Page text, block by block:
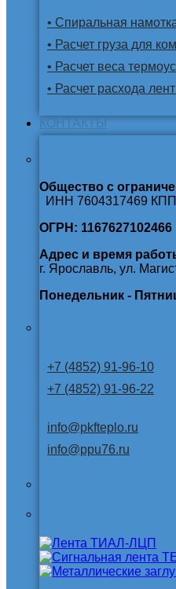
• Спиральная
• Расчет груза для
• Расчет веса
• Расчет расхода
КОНТАКТЫ
Общество с
ИНН 7604317469 КПП
ОГРН: 1167627102466
Адрес и время
г. Ярославль, ул.
Понедельник -
+7 (4852) 91-96-10
+7 (4852) 91-96-22
info@pkfteplo.ru
info@ppu76.ru